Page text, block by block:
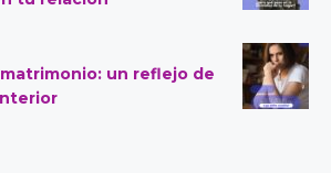
un reflejo de